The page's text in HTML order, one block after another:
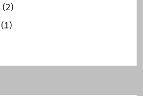
(2)
(1)